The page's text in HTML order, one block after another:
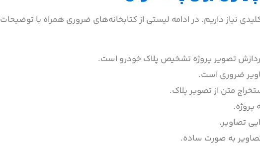
نیاز داریم. در ادامه لیستی از کتابخانه‌های ضروری همراه با توضیحات
پردازش تصویر پروژه تشخیص پلاک خودرو است.
ضروری است.
تصاویر.
به صورت ساده.